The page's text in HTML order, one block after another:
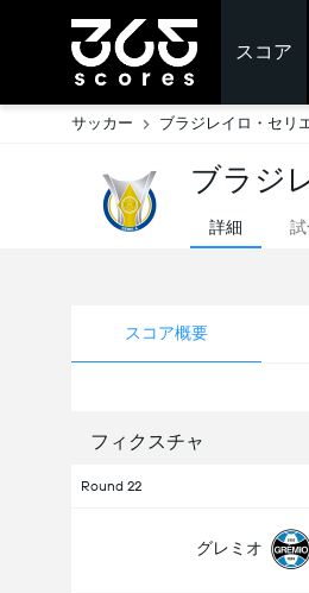
スコア
サッカー ブラジレイロ・セリ
ブラジ
詳細
スコア概要
フィクスチャ
Round 22
グレミオ